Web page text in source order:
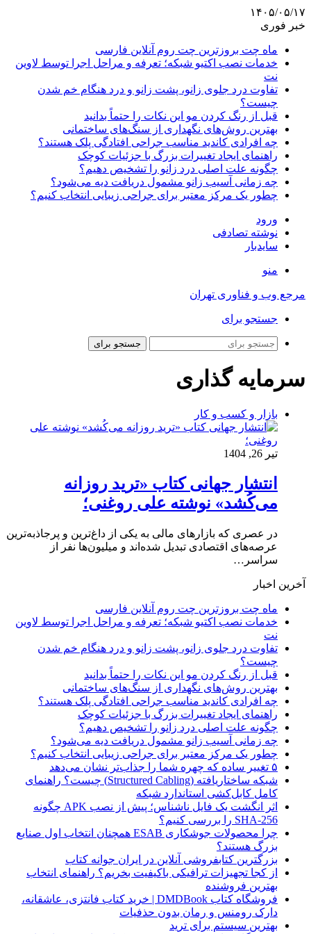
۱۴۰۵/۰۵/۱۷
خبر فوری
ماه چت بروزترین چت روم آنلاین فارسی
خدمات نصب اکتیو شبکه؛ تعرفه و مراحل اجرا توسط لاوین
نت
تفاوت درد جلوی زانو، پشت زانو و درد هنگام خم شدن
چیست؟
قبل از رنگ کردن مو این نکات را حتماً بدانید
بهترین روش‌های نگهداری از سنگ‌های ساختمانی
چه افرادی کاندید مناسب جراحی افتادگی پلک هستند؟
راهنمای ایجاد تغییرات بزرگ با جزئیات کوچک
چگونه علت اصلی درد زانو را تشخیص دهیم؟
چه زمانی آسیب زانو مشمول دریافت دیه می‌شود؟
چطور یک مرکز معتبر برای جراحی زیبایی انتخاب کنیم؟
ورود
نوشته تصادفی
سایدبار
منو
مرجع وب و فناوری تهران
جستجو برای
جستجو برای
سرمایه گذاری
بازار و کسب و کار
تیر 26, 1404
انتشار جهانی کتاب «ترید روزانه
می‌کُشد» نوشته علی روغنی؛
در عصری که بازارهای مالی به یکی از داغ‌ترین و پرجاذبه‌ترین
عرصه‌های اقتصادی تبدیل شده‌اند و میلیون‌ها نفر از
سراسر…
آخرین اخبار
ماه چت بروزترین چت روم آنلاین فارسی
خدمات نصب اکتیو شبکه؛ تعرفه و مراحل اجرا توسط لاوین
نت
تفاوت درد جلوی زانو، پشت زانو و درد هنگام خم شدن
چیست؟
قبل از رنگ کردن مو این نکات را حتماً بدانید
بهترین روش‌های نگهداری از سنگ‌های ساختمانی
چه افرادی کاندید مناسب جراحی افتادگی پلک هستند؟
راهنمای ایجاد تغییرات بزرگ با جزئیات کوچک
چگونه علت اصلی درد زانو را تشخیص دهیم؟
چه زمانی آسیب زانو مشمول دریافت دیه می‌شود؟
چطور یک مرکز معتبر برای جراحی زیبایی انتخاب کنیم؟
۵ تغییر ساده که چهره شما را جذاب‌تر نشان می‌دهد
شبکه ساختاریافته (Structured Cabling) چیست؟ راهنمای
کامل کابل‌کشی استاندارد شبکه
اثر انگشت یک فایل ناشناس؛ پیش از نصب APK چگونه
SHA-256 را بررسی کنیم؟
چرا محصولات جوشکاری ESAB همچنان انتخاب اول صنایع
بزرگ هستند؟
بزرگترین کتابفروشی آنلاین در ایران جوانه کتاب
از کجا تجهیزات ترافیکی باکیفیت بخریم؟ راهنمای انتخاب
بهترین فروشنده
فروشگاه کتاب DMDBook | خرید کتاب فانتزی، عاشقانه،
دارک رومنس و رمان بدون حذفیات
بهترین سیستم برای ترید